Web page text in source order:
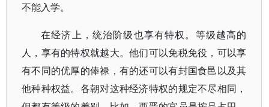
不能入学。
在经济上，统治阶级也享有特权。等级越高的
人，享有的特权就越大。他们可以免税免役，可以享
有不同的优厚的俸禄，有的还可以有封国食邑以及其
他种种权益。各朝对这种经济特权的规定不尽相同，